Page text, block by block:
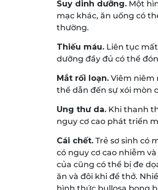
Suy dinh dưỡng. Một
mạc khác, ăn uống có
thường.
Thiếu máu. Liên tục
dưỡng đầy đủ có thể
Mắt rối loạn. Viêm niêm
thể dẫn đến sự xói mòn
Ung thư da. Khi thanh
nguy cơ cao phát triển
Cái chết. Trẻ sơ sinh có
có nguy cơ cao nhiễm
của cũng có thể bị đe
ăn và đôi khi để thở.